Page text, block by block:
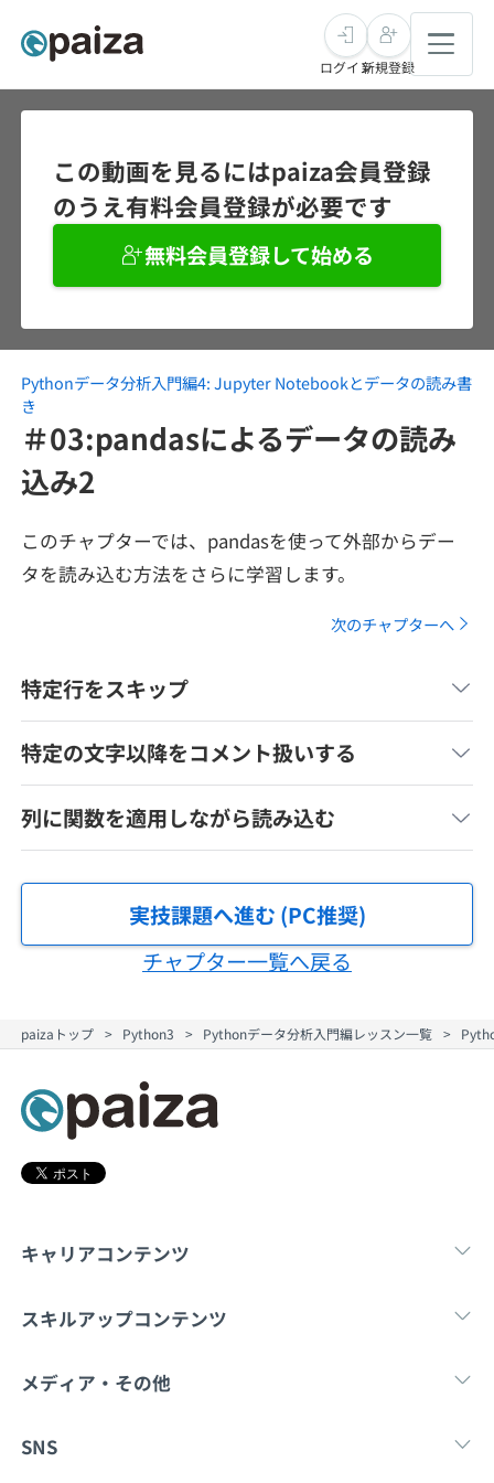
求人検索
インタビュー
転職成功ガイド
転職エージェント
未経験転職
インタビュー
転職成功ガイド
本選考
インターン
新卒エージェント
学習
講座一覧
問題集
ナレッジ
プラン
学校向けプラン
スキルチェック
プログラミング言語
評価結果一覧
ゲーム・マンガ
Tech Team Journal
note
paizaとは？
ログイン新規登録
この動画を見るにはpaiza会員登録
のうえ有料会員登録が必要です
無料会員登録して始める
Pythonデータ分析入門編4: Jupyter Notebookとデータの読み書
き
＃03:pandasによるデータの読み
込み2
このチャプターでは、pandasを使って外部からデー
タを読み込む方法をさらに学習します。
次のチャプターへ
特定行をスキップ
特定の文字以降をコメント扱いする
列に関数を適用しながら読み込む
実技課題へ進む (PC推奨)
チャプター一覧へ戻る
paizaトップ Python3 Pythonデータ分析入門編レッスン一覧
キャリアコンテンツ
転職・キャリア 新卒就
スキルアップコンテンツ
学習 マンガ・ゲーム
メディア・その他
Tech Team Journal note
SNS